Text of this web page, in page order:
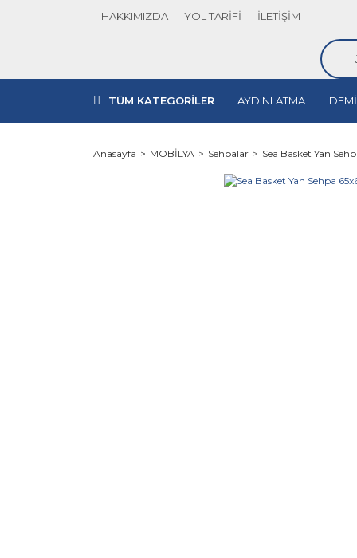
HAKKIMIZDA YOL TARİFİ İLETİŞİM
TÜM KATEGORİLER AYDINLATMA
Anasayfa MOBİLYA Sehpalar Sea Basket Yan